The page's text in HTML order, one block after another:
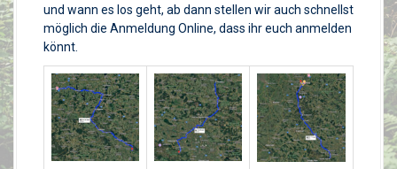
und wann es los geht, ab dann stellen wir auch schnellst
möglich die Anmeldung Online, dass ihr euch anmelden
könnt.